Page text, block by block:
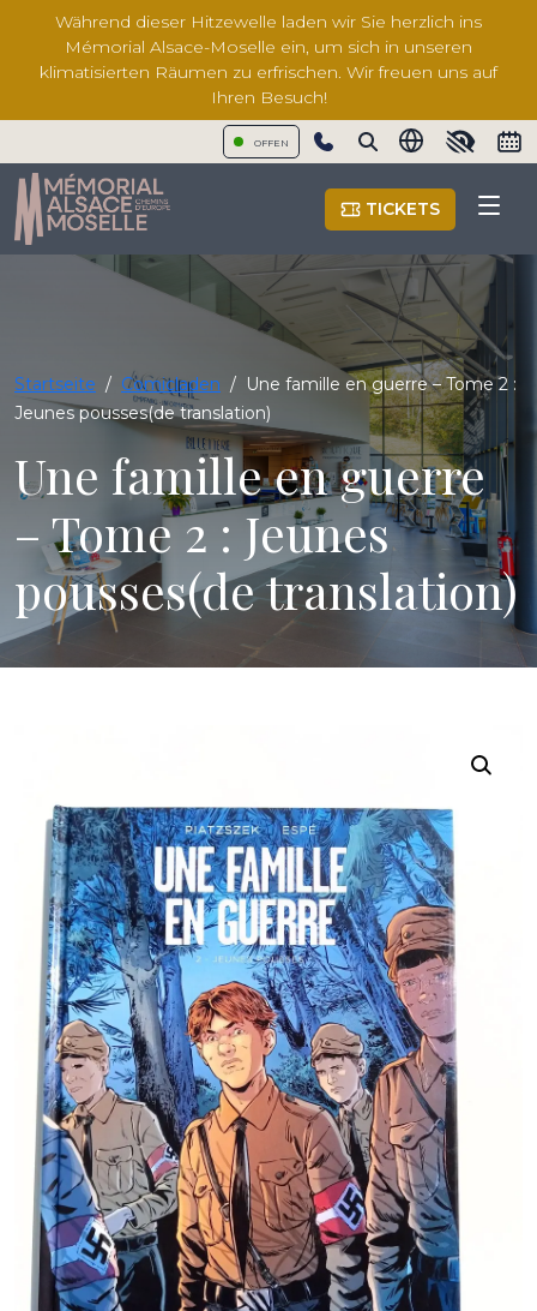
Während dieser Hitzewelle laden wir Sie herzlich ins
Mémorial Alsace-Moselle ein, um sich in unseren
klimatisierten Räumen zu erfrischen. Wir freuen uns auf
Ihren Besuch!
OFFEN
Show phone number
TICKETS
Startseite / Comicladen / Une famille en guerre – Tome 2 :
Jeunes pousses(de translation)
Une famille en guerre
– Tome 2 : Jeunes
pousses(de translation)